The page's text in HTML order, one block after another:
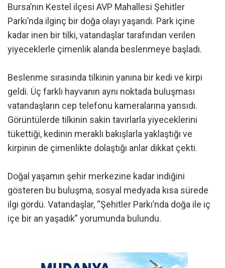
Bursa’nın Kestel ilçesi AVP Mahallesi Şehitler
Parkı’nda ilginç bir doğa olayı yaşandı. Park içine
kadar inen bir tilki, vatandaşlar tarafından verilen
yiyeceklerle çimenlik alanda beslenmeye başladı.
Beslenme sırasında tilkinin yanına bir kedi ve kirpi
geldi. Üç farklı hayvanın aynı noktada buluşması
vatandaşların cep telefonu kameralarına yansıdı.
Görüntülerde tilkinin sakin tavırlarla yiyeceklerini
tükettiği, kedinin meraklı bakışlarla yaklaştığı ve
kirpinin de çimenlikte dolaştığı anlar dikkat çekti.
Doğal yaşamın şehir merkezine kadar indiğini
gösteren bu buluşma, sosyal medyada kısa sürede
ilgi gördü. Vatandaşlar, “Şehitler Parkı’nda doğa ile iç
içe bir an yaşadık” yorumunda bulundu.